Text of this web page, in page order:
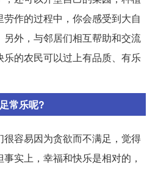
作的过程中，你会感受到大自
外，与邻居们相互帮助和交流
的农民可以过上有品质、有乐
常乐呢?
容易因为贪欲而不满足，觉得
实上，幸福和快乐是相对的，